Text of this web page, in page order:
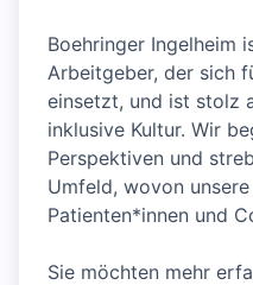
Boehringer Ingelheim
Arbeitgeber, der sich
einsetzt, und ist stolz
inklusive Kultur. Wir
Perspektiven und
Umfeld, wovon
Patienten*innen und
Sie möchten mehr